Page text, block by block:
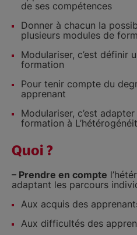
de ses compétences
Donner à chacun Ia
plusieurs modules de
ModuIariser, c’est définir
formation
Pour tenir compte du
apprenant
ModuIariser, c’est
formation à
Quoi ?
– Prendre en compte
adaptant les parcours
Aux acquis des
Aux difficultés des